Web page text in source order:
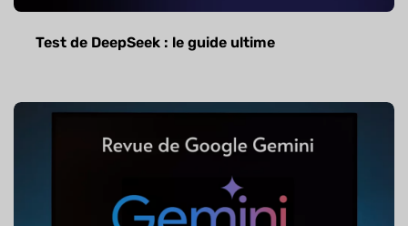
Test de DeepSeek : le guide ultime